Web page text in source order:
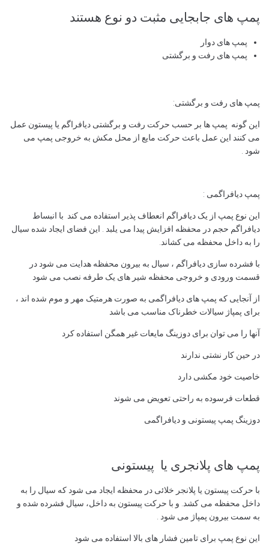
پمپ های جابجایی مثبت دو نوع هستند
پمپ های دوار
پمپ های رفت و برگشتی
پمپ های رفت و برگشتی:
این گونه پمپ ها بر حسب حرکت رفت و برگشتی دیافراگم یا پیستون عمل
می کنند این عمل باعث حرکت مایع از محل مکش به خروجی پمپ می
شود .
پمپ دیافراگمی :
این نوع پمپ از یک دیافراگم انعطاف پذیر استفاده می کند با انبساط
دیافراگم حجم در محفظه افزایش پیدا می یلبد . این فضای ایجاد شده سیال
را به داخل محفظه می کشاند.
با فشرده سازی دیافراگم ، سیال به بیرون محفظه هدایت می شود در
قسمت ورودی و خروجی محفظه شیر های یک طرفه نصب می شود
از آنجایی که پمپ های دیافراگمی به صورت هرمتیک مهر و موم شده اند ،
برای پمپاژ سیالات خطرناک مناسب می باشد
آنها را می توان برای دوزینگ مایعات غیر همگن استفاده کرد
در حین کار نشتی ندارند
خاصیت خود مکشی دارد
قطعات فرسوده به راحتی تعویض می شوند
دوزینگ پمپ پیستونی و دیافراگمی
پمپ های پلانجری یا پیستونی
با حرکت پیستون یا پلانجر خلائی در محفظه ایجاد می شود که سیال را به
داخل محفظه می کشد. و با حرکت پیستون به داخل، سیال فشرده شده و
به سمت بیرون پمپاژ می شود .
این نوع پمپ برای تامین فشار های بالا استفاده می شود